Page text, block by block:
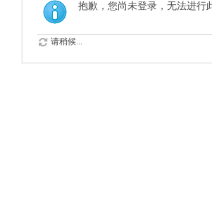
抱歉，您尚未登录，无法进行
请稍候...